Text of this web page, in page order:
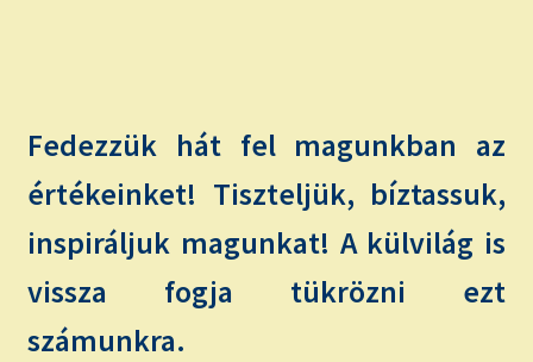
Fedezzük hát fel magunkban az
értékeinket! Tiszteljük, bíztassuk,
inspiráljuk magunkat! A külvilág is
vissza fogja tükrözni ezt
számunkra.